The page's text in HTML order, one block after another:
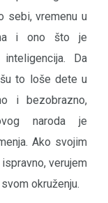
sebi, vremenu u
i ono što je
Da
to loše dete u
i bezobrazno,
naroda je
Ako svojim
verujem
okruženju.